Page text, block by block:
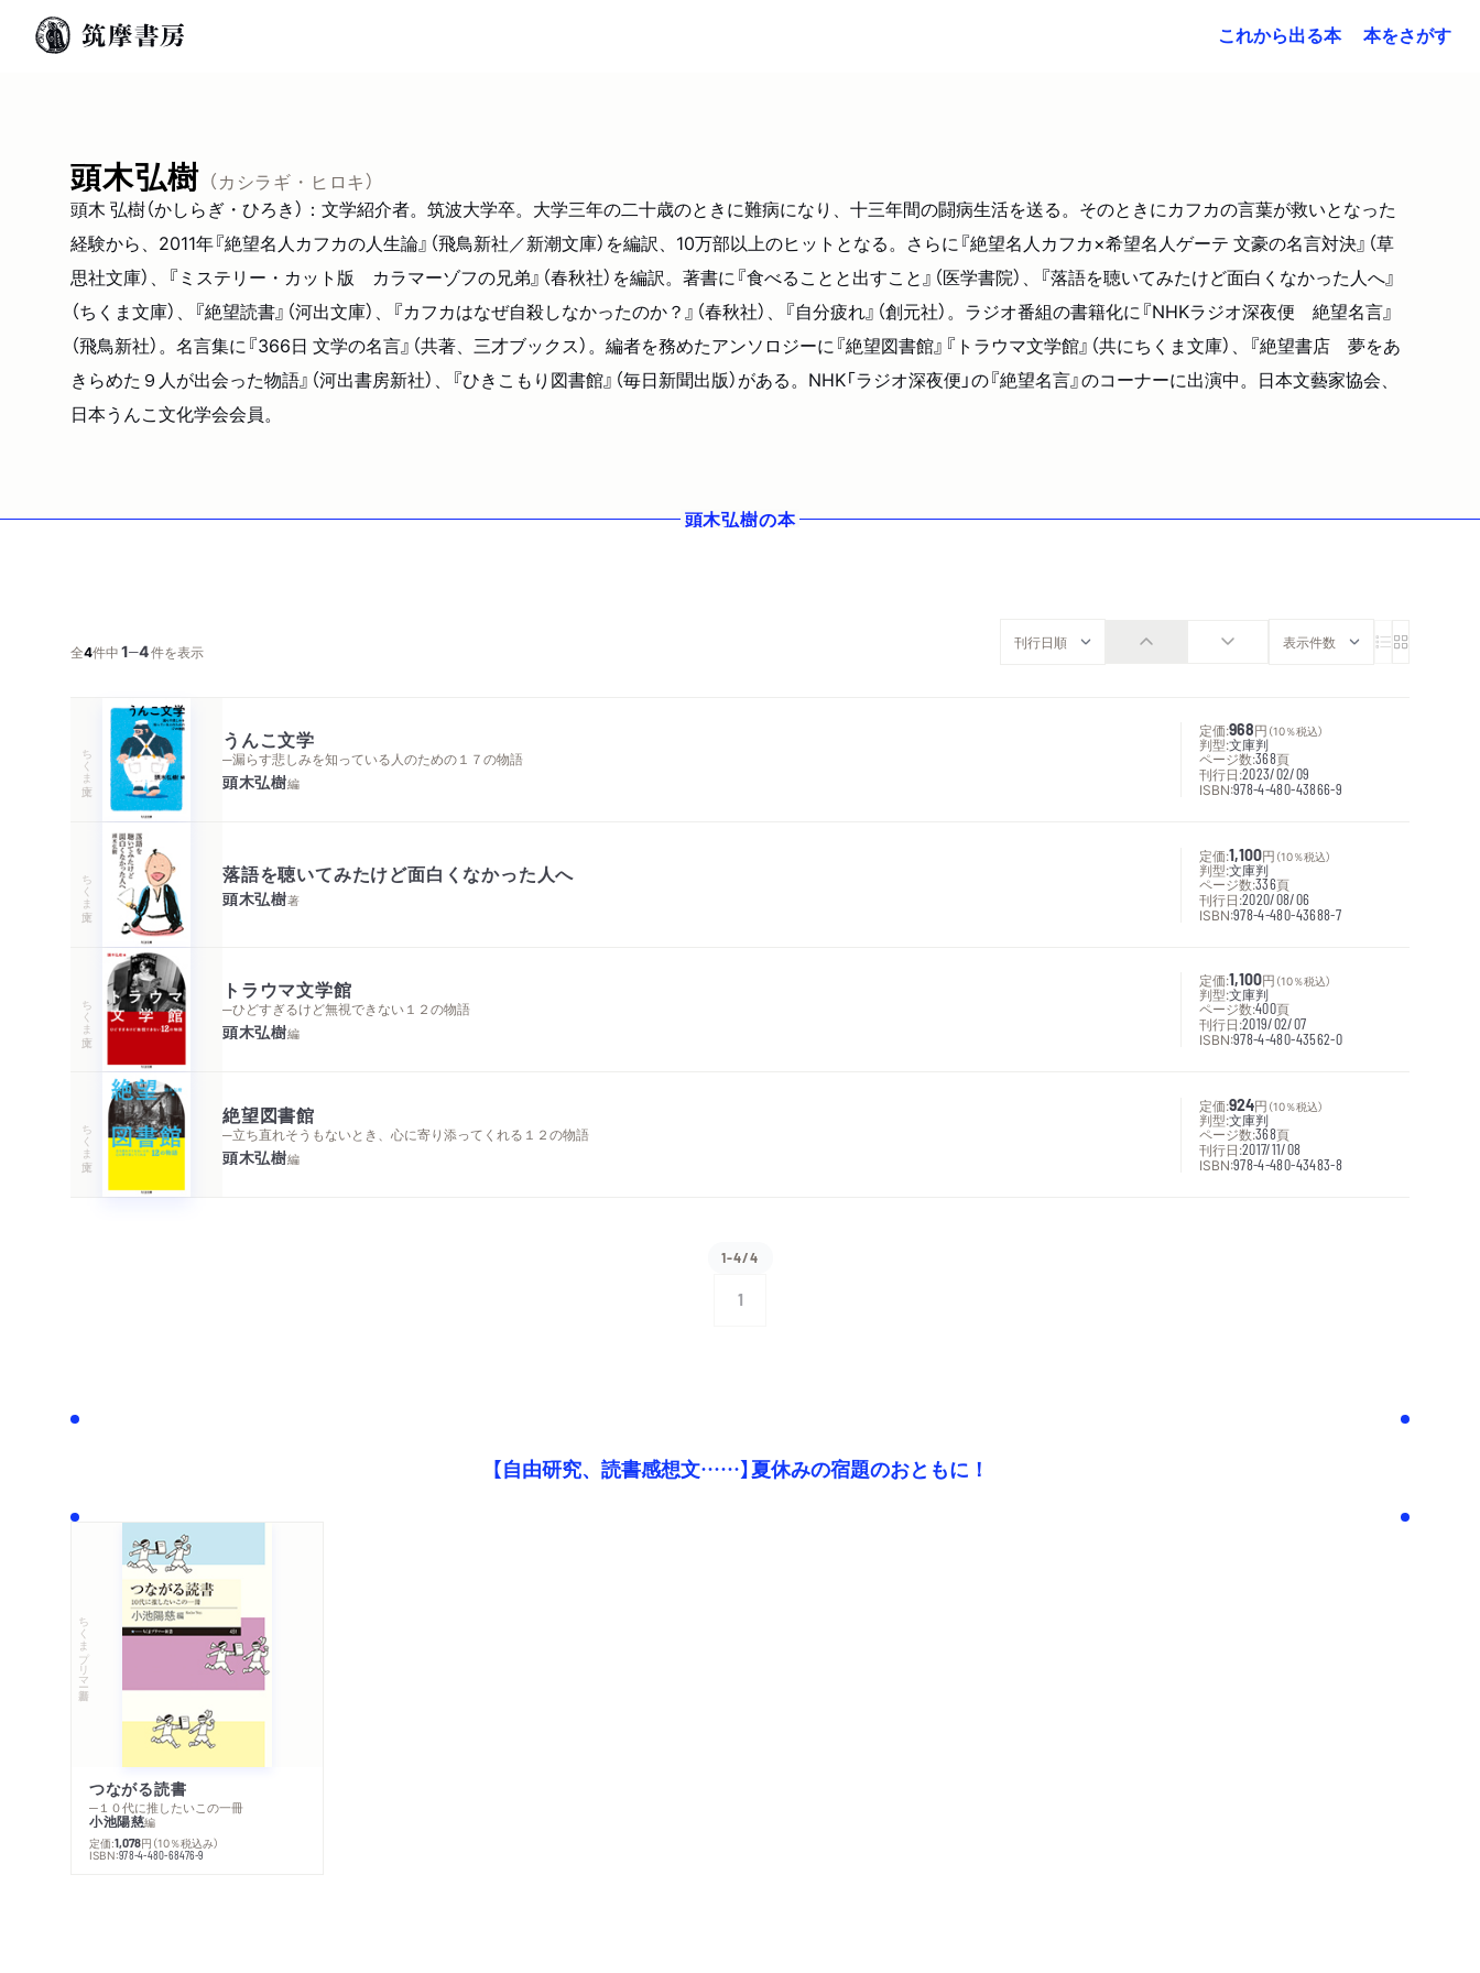
これから出る本 本をさがす
頭木弘樹 （カシラギ・ヒロキ）
頭木 弘樹（かしらぎ・ひろき）：文学紹介者。筑波大学卒。大学三年の二十歳のときに難病になり、十三年間の闘病生活を送る。そのときにカフカの言葉が救いとなった
経験から、2011年『絶望名人カフカの人生論』（飛鳥新社／新潮文庫）を編訳、10万部以上のヒットとなる。さらに『絶望名人カフカ×希望名人ゲーテ 文豪の名言対決』（草
思社文庫）、『ミステリー・カット版 カラマーゾフの兄弟』（春秋社）を編訳。著書に『食べることと出すこと』（医学書院）、『落語を聴いてみたけど面白くなかった人へ』
（ちくま文庫）、『絶望読書』（河出文庫）、『カフカはなぜ自殺しなかったのか？』（春秋社）、『自分疲れ』（創元社）。ラジオ番組の書籍化に『NHKラジオ深夜便 絶望名言』
（飛鳥新社）。名言集に『366日 文学の名言』（共著、三才ブックス）。編者を務めたアンソロジーに『絶望図書館』『トラウマ文学館』（共にちくま文庫）、『絶望書店 夢をあ
きらめた９人が出会った物語』（河出書房新社）、『ひきこもり図書館』（毎日新聞出版）がある。NHK「ラジオ深夜便」の『絶望名言』のコーナーに出演中。日本文藝家協会、
日本うんこ文化学会会員。
頭木弘樹の本
全4件中1─4件を表示
ちくま文庫
うんこ文学
─漏らす悲しみを知っている人のための１７の物語
頭木弘樹編
定価:968円 （10％税込）
判型:文庫判
ページ数:368頁
刊行日:2023/02/09
ISBN:978-4-480-43866-9
ちくま文庫 落語を聴いてみたけど面白くなかった人へ
頭木弘樹著
定価:1,100円 （10％税込）
判型:文庫判
ページ数:336頁
刊行日:2020/08/06
ISBN:978-4-480-43688-7
ちくま文庫
トラウマ文学館
─ひどすぎるけど無視できない１２の物語
頭木弘樹編
定価:1,100円 （10％税込）
判型:文庫判
ページ数:400頁
刊行日:2019/02/07
ISBN:978-4-480-43562-0
ちくま文庫
絶望図書館
─立ち直れそうもないとき、心に寄り添ってくれる１２の物語
頭木弘樹編
定価:924円 （10％税込）
判型:文庫判
ページ数:368頁
刊行日:2017/11/08
ISBN:978-4-480-43483-8
1-4/4
1
【自由研究、読書感想文……】夏休みの宿題のおともに！
ちくまプリマー新書
つながる読書
─１０代に推したいこの一冊
小池陽慈編
定価:1,078円 （10％税込み）
ISBN:978-4-480-68476-9